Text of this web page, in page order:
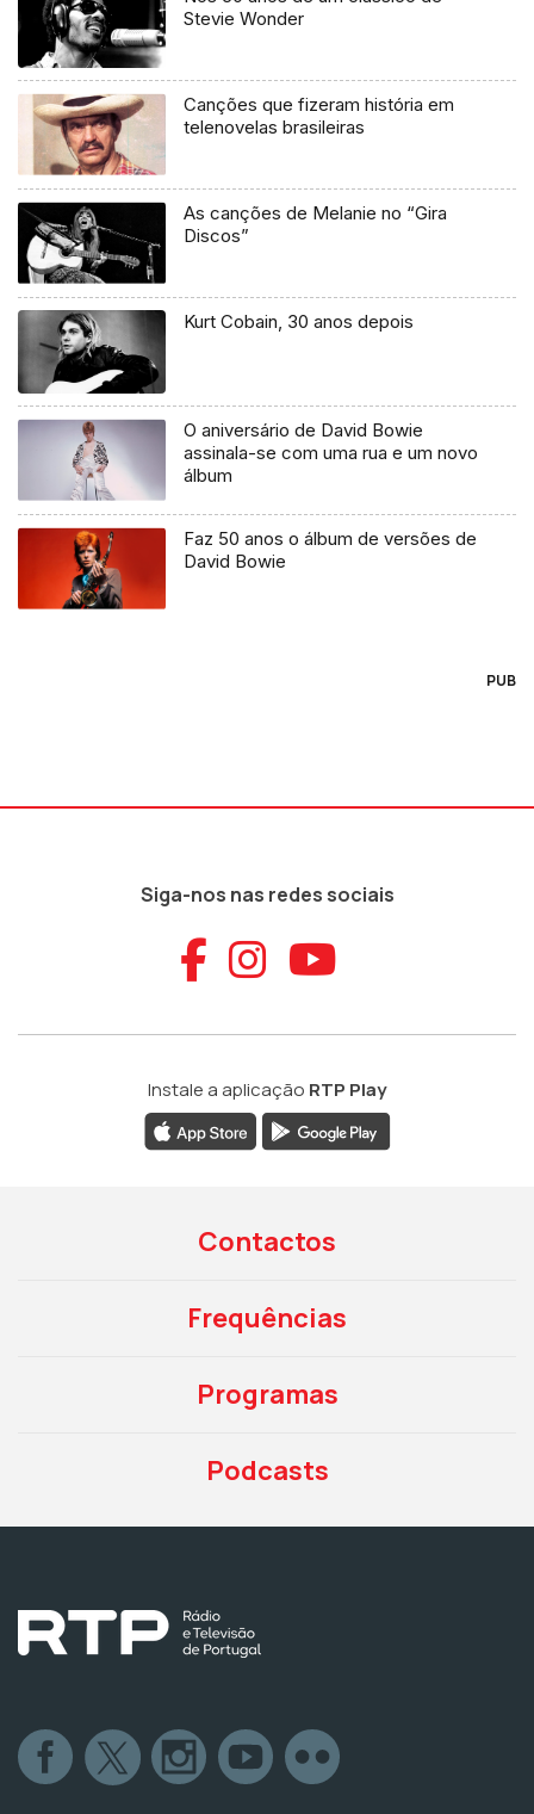
Stevie Wonder
Canções que fizeram história em
telenovelas brasileiras
As canções de Melanie no “Gira
Discos”
Kurt Cobain, 30 anos depois
O aniversário de David Bowie
assinala-se com uma rua e um novo
álbum
Faz 50 anos o álbum de versões de
David Bowie
PUB
Siga-nos nas redes sociais
Aceder ao
Aceder ao
Aceder
Instale a aplicação RTP Play
Contactos
Frequências
Programas
Podcasts